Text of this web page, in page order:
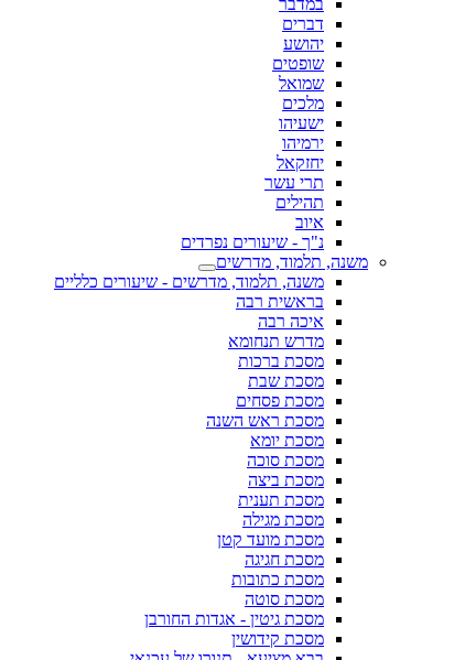
במדבר
דברים
יהושע
שופטים
שמואל
מלכים
ישעיהו
ירמיהו
יחזקאל
תרי עשר
תהילים
איוב
נ"ך - שיעורים נפרדים
משנה, תלמוד, מדרשים
משנה, תלמוד, מדרשים - שיעורים כלליים
בראשית רבה
איכה רבה
מדרש תנחומא
מסכת ברכות
מסכת שבת
מסכת פסחים
מסכת ראש השנה
מסכת יומא
מסכת סוכה
מסכת ביצה
מסכת תענית
מסכת מגילה
מסכת מועד קטן
מסכת חגיגה
מסכת כתובות
מסכת סוטה
מסכת גיטין - אגדות החורבן
מסכת קידושין